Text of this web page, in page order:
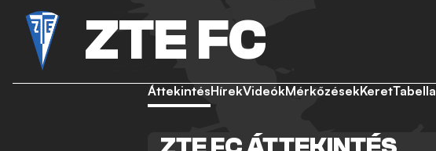
ZTE FC
ÁttekintésHírekVideókMérkőzésekKeretTabella